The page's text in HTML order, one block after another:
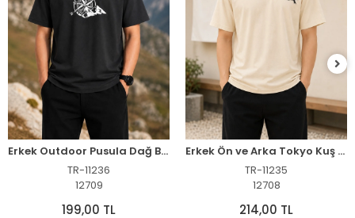
Erkek Outdoor Pusula Dağ Baskılı Kısa Kollu Oversize T-Shirt - Siyah
TR-11236
12709
199,00 TL
Erkek Ön ve Arka Tokyo Kuş Çiçek Baskılı Oversize T-Shirt - Ekru
TR-11235
12708
214,00 TL